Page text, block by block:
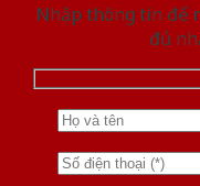
Nhập thông tin để
đủ